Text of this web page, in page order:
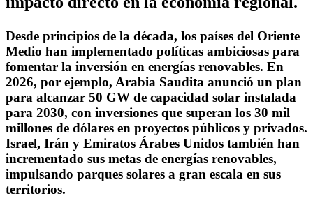
Desde principios de la década, los países del Oriente
Medio han implementado políticas ambiciosas para
fomentar la inversión en energías renovables. En
2026, por ejemplo, Arabia Saudita anunció un plan
para alcanzar 50 GW de capacidad solar instalada
para 2030, con inversiones que superan los 30 mil
millones de dólares en proyectos públicos y privados.
Israel, Irán y Emiratos Árabes Unidos también han
incrementado sus metas de energías renovables,
impulsando parques solares a gran escala en sus
territorios.